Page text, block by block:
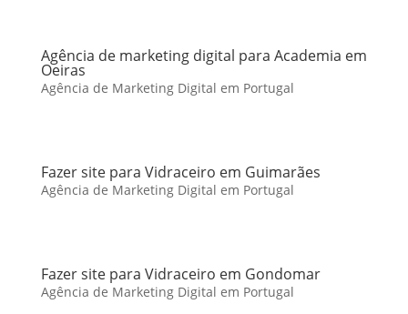
Agência de marketing digital para Academia em
Oeiras
Agência de Marketing Digital em Portugal
Fazer site para Vidraceiro em Guimarães
Agência de Marketing Digital em Portugal
Fazer site para Vidraceiro em Gondomar
Agência de Marketing Digital em Portugal